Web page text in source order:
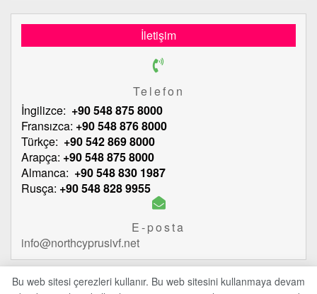
İletişim
Telefon
İngilizce: +90 548 875 8000
Fransızca: +90 548 876 8000
Türkçe: +90 542 869 8000
Arapça: +90 548 875 8000
Almanca: +90 548 830 1987
Rusça: +90 548 828 9955
E-posta
info@northcyprusivf.net
Bu web sitesi çerezleri kullanır. Bu web sitesini kullanmaya devam